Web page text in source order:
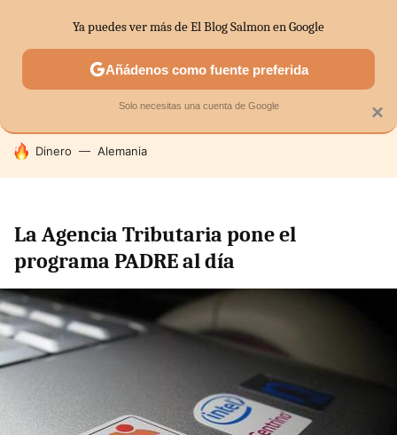
SECTORES ECONOMÍA DOMÉSTICA MERCADOS
HOY SE HABLA DE
Dinero Alemania
La Agencia Tributaria pone el
programa PADRE al día
×
Ya puedes ver más de El Blog Salmon en Google
Añádenos como fuente preferida
Solo necesitas una cuenta de Google